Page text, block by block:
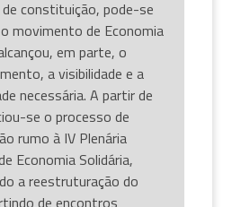
constituição, pode-se
movimento de Economia
em parte, o
a visibilidade e a
necessária. A partir de
se o processo de
rumo à IV Plenária
Economia Solidária,
a reestruturação do
de encontros